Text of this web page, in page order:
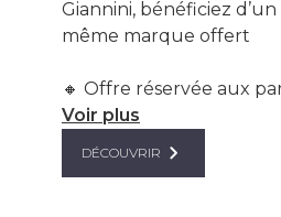
Giannini, bénéficiez
même marque offert
🔸 Offre réservée aux
Voir plus
DÉCOUVRIR